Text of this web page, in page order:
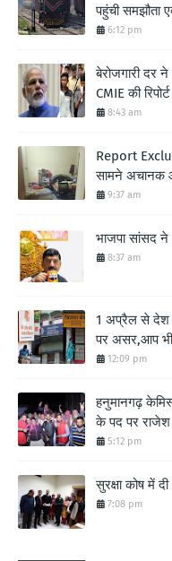
पहुंची समझौता
6:12 pm
बेरोजगारी दर
CMIE की रिपोर्ट
8:43 am
Report
सामने अचानक
9:37 am
भाजपा सांसद ने
8:37 am
1 अप्रैल से देश
पर असर,आप
12:09 pm
हनुमानगढ़
के पद पर
5:12 pm
सुरक्षा कोष में
7:08 pm